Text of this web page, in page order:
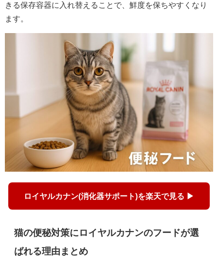
きる保存容器に入れ替えることで、鮮度を保ちやすくなり
ます。
ロイヤルカナン(消化器サポート)を楽天で見る ▶
猫の便秘対策にロイヤルカナンのフードが選
ばれる理由まとめ